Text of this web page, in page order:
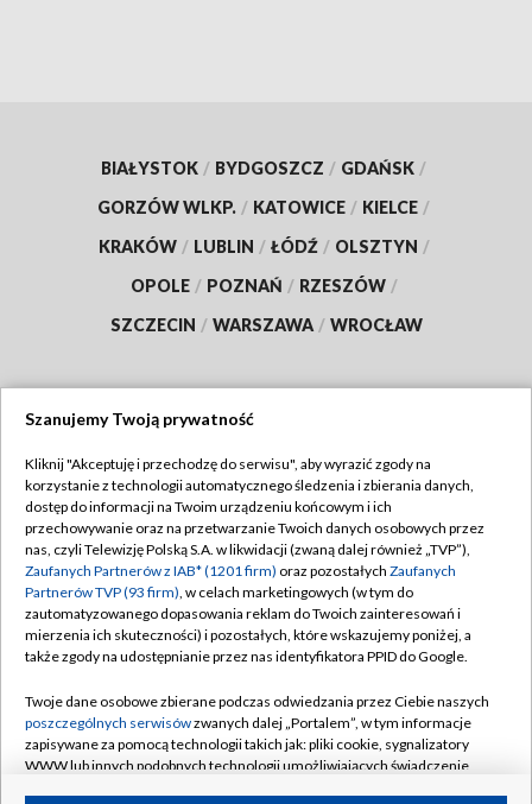
BIAŁYSTOK / BYDGOSZCZ / GDAŃSK /
GORZÓW WLKP. / KATOWICE / KIELCE /
KRAKÓW / LUBLIN / ŁÓDŹ / OLSZTYN /
OPOLE / POZNAŃ / RZESZÓW /
SZCZECIN / WARSZAWA / WROCŁAW
TVP
Abonament TVP
Emisja w TVP
Centrum informacji TVP
Naziemna Telewizja Cyfrowa
Rada Programowa
System NOS
Informacje o nadawcy
Regulamin TVP
Polityka prywatności
Moje zgody
Pomoc
Kontakt
Szanujemy Twoją prywatność
Kliknij "Akceptuję i przechodzę do serwisu", aby wyrazić zgody na
korzystanie z technologii automatycznego śledzenia i zbierania danych,
dostęp do informacji na Twoim urządzeniu końcowym i ich
przechowywanie oraz na przetwarzanie Twoich danych osobowych przez
nas, czyli Telewizję Polską S.A. w likwidacji (zwaną dalej również „TVP”),
Zaufanych Partnerów z IAB* (1201 firm) oraz pozostałych Zaufanych
Partnerów TVP (93 firm), w celach marketingowych (w tym do
zautomatyzowanego dopasowania reklam do Twoich zainteresowań i
mierzenia ich skuteczności) i pozostałych, które wskazujemy poniżej, a
także zgody na udostępnianie przez nas identyfikatora PPID do Google.
Twoje dane osobowe zbierane podczas odwiedzania przez Ciebie naszych
poszczególnych serwisówzwanych dalej „Portalem”, w tym informacje
zapisywane za pomocą technologii takich jak: pliki cookie, sygnalizatory
WWW lub innych podobnych technologii umożliwiających świadczenie